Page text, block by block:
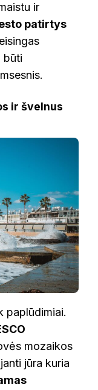
ir
patirtys
būti
ir švelnus
paplūdimiai.
mozaikos
jūra kuria